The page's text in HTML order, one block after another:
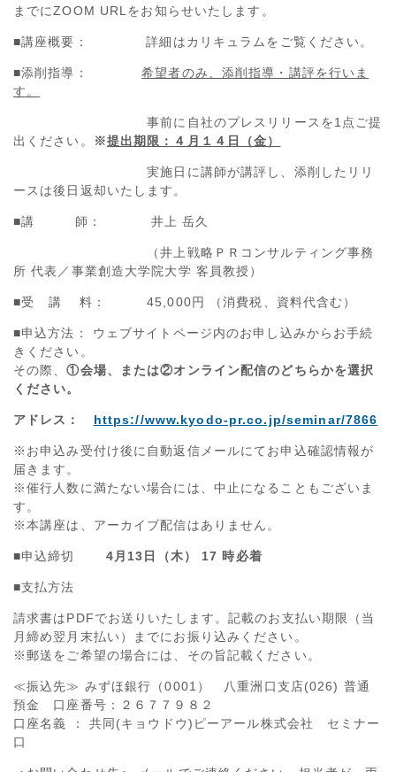
までにZOOM URL をお知らせいたします。
■講座概要： 詳細はカリキュラムをご覧ください。
■添削指導：希望者のみ、添削指導・講評を行いま
す。
事前に自社のプレスリリースを1 点ご提
出ください。
※提出期限：４月１４日（金）
実施日に講師が講評し、添削したリリ
ースは後日返却いたします。
■講 師： 井上 岳久
（井上戦略ＰＲコンサルティング事務
所 代表／事業創造大学院大学 客員教授）
■受 講 料： 45,000円 （消費税、資料代含む）
■申込方法： ウェブサイトページ内のお申し込みからお手続
きください。
その際、①会場、または②オンライン配信のどちらかを選択
ください。
アドレス： https://www.kyodo-pr.co.jp/seminar/7866
※お申込み受付け後に自動返信メールにてお申込確認情報が
届きます。
※催行人数に満たない場合には、中止になることもございま
す。
※本講座は、アーカイブ配信はありません。
■申込締切 4 月13日（木） 17 時必着
■支払方法
請求書はPDFでお送りいたします。記載のお支払い期限（当
月締め翌月末払い）までにお振り込みください。
※郵送をご希望の場合には、その旨記載ください。
≪振込先≫ みずほ銀行（0001） 八重洲口支店(026) 普通
預金 口座番号：２６７７９８２
口座名義 ： 共同(キョウドウ)ピーアール株式会社 セミナー
口